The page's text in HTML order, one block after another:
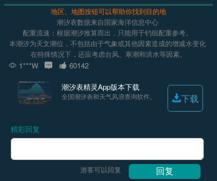
地区、地图按钮可以帮助你找到目的地
潮汐表数据来自国家海洋信息中心
配重流速：根据潮汐推算而出，只能用于钓组配重参考。
本潮汐为天文潮位，不包括由于气象或其他因素造成的增减水变化
在特殊情况下，还应考虑台风、寒潮和洪水等因素。
1***W 60142
潮汐表精灵App版本下载
全国潮汐表和天气风浪查询软件。 下载
精彩回复
游客可以回复